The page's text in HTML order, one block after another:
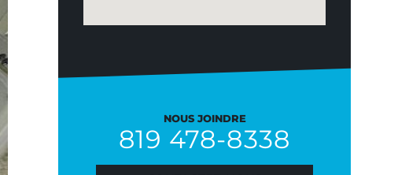
NOUS JOINDRE
819 478-8338